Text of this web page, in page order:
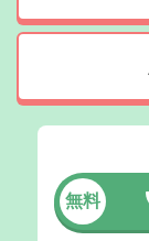
無料